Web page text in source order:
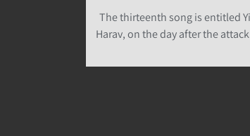
The thirteenth song is entitled
Harav, on the day after the